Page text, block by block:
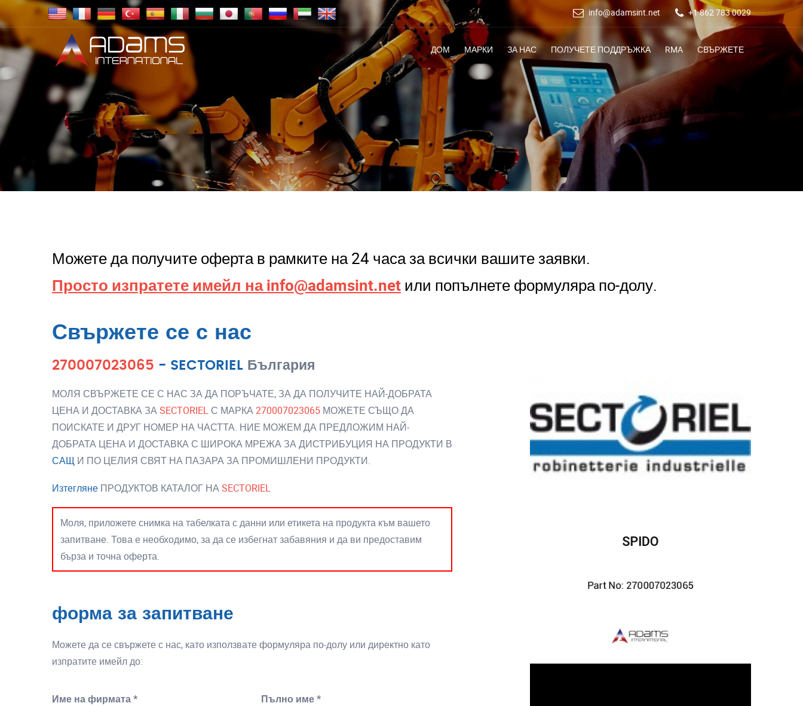
info@adamsint.net +1 862 783 0029
ДОМ МАРКИ ЗА НАС ПОЛУЧЕТЕ ПОДДРЪЖКА RMA СВЪРЖЕТЕ
Можете да получите оферта в рамките на 24 часа за всички вашите заявки.
Просто изпратете имейл наinfo@adamsint.net или попълнете формуляра по-долу.
Свържете се с нас
270007023065 - SECTORIEL България
МОЛЯ СВЪРЖЕТЕ СЕ С НАС ЗА ДА ПОРЪЧАТЕ, ЗА ДА ПОЛУЧИТЕ НАЙ-ДОБРАТА
ЦЕНА И ДОСТАВКА ЗАSECTORIEL С МАРКА270007023065 МОЖЕТЕ СЪЩО ДА
ПОИСКАТЕ И ДРУГ НОМЕР НА ЧАСТТА. НИЕ МОЖЕМ ДА ПРЕДЛОЖИМ НАЙ-
ДОБРАТА ЦЕНА И ДОСТАВКА С ШИРОКА МРЕЖА ЗА ДИСТРИБУЦИЯ НА ПРОДУКТИ В
САЩ И ПО ЦЕЛИЯ СВЯТ НА ПАЗАРА ЗА ПРОМИШЛЕНИ ПРОДУКТИ.
Изтегляне ПРОДУКТОВ КАТАЛОГ НАSECTORIEL
Моля, приложете снимка на табелката с данни или етикета на продукта към вашето
запитване. Това е необходимо, за да се избегнат забавяния и да ви предоставим
бърза и точна оферта.
форма за запитване
Можете да се свържете с нас, като използвате формуляра по-долу или директно като
изпратите имейл до:
Име на фирмата * Пълно име *